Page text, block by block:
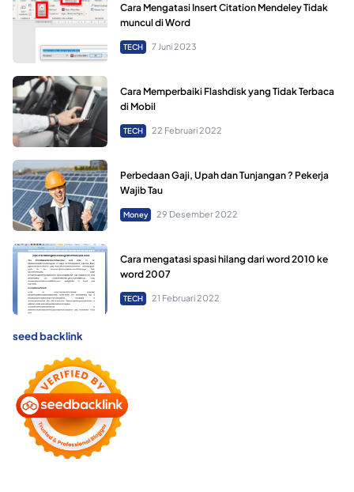
Cara Mengatasi Insert Citation Mendeley Tidak
muncul di Word
TECH 7 Juni 2023
Cara Memperbaiki Flashdisk yang Tidak Terbaca
di Mobil
TECH 22 Februari 2022
Perbedaan Gaji, Upah dan Tunjangan ? Pekerja
Wajib Tau
Money 29 Desember 2022
Cara mengatasi spasi hilang dari word 2010 ke
word 2007
TECH 21 Februari 2022
seed backlink